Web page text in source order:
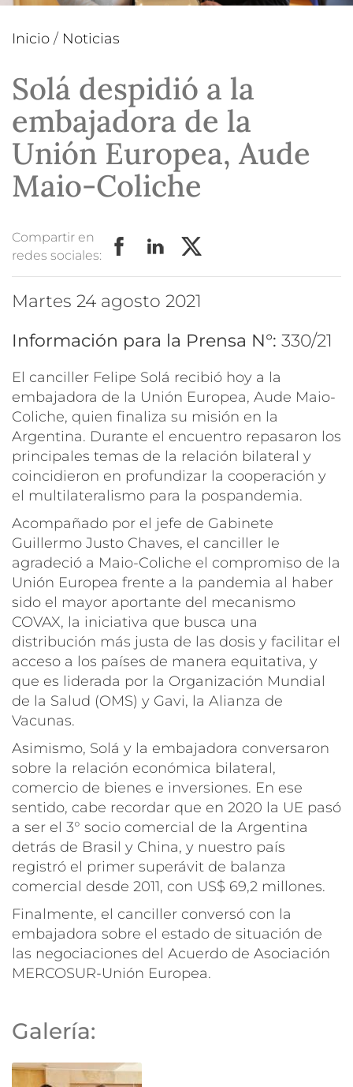
Inicio / Noticias
Solá despidió a la
embajadora de la
Unión Europea, Aude
Maio-Coliche
Compartir en
redes sociales:
martes 24 agosto 2021
Información para la Prensa N°: 330/21
El canciller Felipe Solá recibió hoy a la
embajadora de la Unión Europea, Aude Maio-
Coliche, quien finaliza su misión en la
Argentina. Durante el encuentro repasaron los
principales temas de la relación bilateral y
coincidieron en profundizar la cooperación y
el multilateralismo para la pospandemia.
Acompañado por el jefe de Gabinete
Guillermo Justo Chaves, el canciller le
agradeció a Maio-Coliche el compromiso de la
Unión Europea frente a la pandemia al haber
sido el mayor aportante del mecanismo
COVAX, la iniciativa que busca una
distribución más justa de las dosis y facilitar el
acceso a los países de manera equitativa, y
que es liderada por la Organización Mundial
de la Salud (OMS) y Gavi, la Alianza de
Vacunas.
Asimismo, Solá y la embajadora conversaron
sobre la relación económica bilateral,
comercio de bienes e inversiones. En ese
sentido, cabe recordar que en 2020 la UE pasó
a ser el 3° socio comercial de la Argentina
detrás de Brasil y China, y nuestro país
registró el primer superávit de balanza
comercial desde 2011, con US$ 69,2 millones.
Finalmente, el canciller conversó con la
embajadora sobre el estado de situación de
las negociaciones del Acuerdo de Asociación
MERCOSUR-Unión Europea.
Galería: